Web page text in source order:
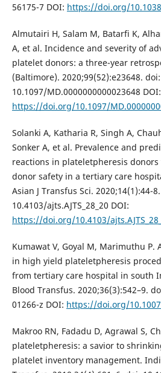
56175-7 DOI: https://doi.org/
Almutairi H, Salam M, Batarfi K,
A, et al. Incidence and severity of
platelet donors: a three-year
(Baltimore). 2020;99(52):e23648. doi:
10.1097/MD.0000000000023648 DOI:
https://doi.org/10.1097/
Solanki A, Katharia R, Singh A,
Sonker A, et al. Prevalence and
reactions in plateletpheresis
donor safety in a tertiary care
Asian J Transfus Sci. 2020;14(1):44-
10.4103/ajts.AJTS_28_20 DOI:
https://doi.org/10.4103/
Kumawat V, Goyal M, Marimuthu P.
in high yield plateletpheresis
from tertiary care hospital in south
Blood Transfus. 2020;36(3):542–9.
01266-z DOI: https://doi.org/
Makroo RN, Fadadu D, Agrawal S,
plateletpheresis: a savior to
platelet inventory management.